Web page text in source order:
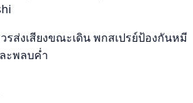
ส่งเสียงขณะเดิน พกสเปรย์ป้องกันหมี
ะพลบค่ำ